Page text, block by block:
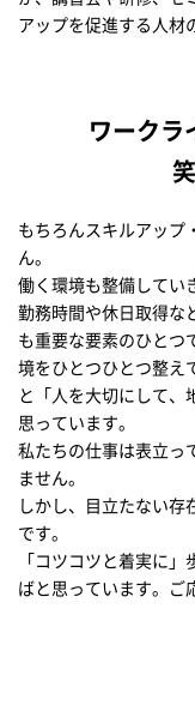
アップを促進する人材
ワークラ
もちろんスキルアップ
ん。
働く環境も整備してい
勤務時間や休日取得な
も重要な要素のひとつ
境をひとつひとつ整え
と「人を大切にして、
思っています。
私たちの仕事は表立っ
ません。
しかし、目立たない
です。
「コツコツと着実に
ばと思っています。ご